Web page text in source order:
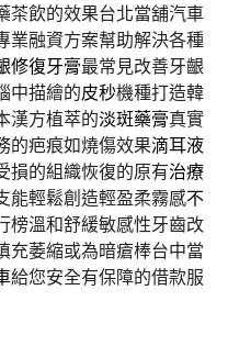
茶飲的效果台北當舖汽車
業融資方案幫助解決各種
修復牙膏最常見改善牙齦
中描繪的皮秒機種打造韓
漢方植萃的淡斑藥膏真實
的疤痕如燒傷效果滴耳液
損的組織恢復的原有治療
能輕鬆創造輕盈柔霧感不
榜溫和舒緩敏感性牙齒改
充萎縮或為暗瘡棒台中當
給您安全有保障的借款服